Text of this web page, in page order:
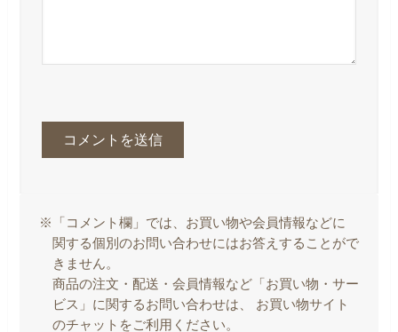
※「コメント欄」では、お買い物や会員情報などに
関する個別のお問い合わせにはお答えすることがで
きません。
商品の注文・配送・会員情報など「お買い物・サー
ビス」に関するお問い合わせは、 お買い物サイト
のチャットをご利用ください。